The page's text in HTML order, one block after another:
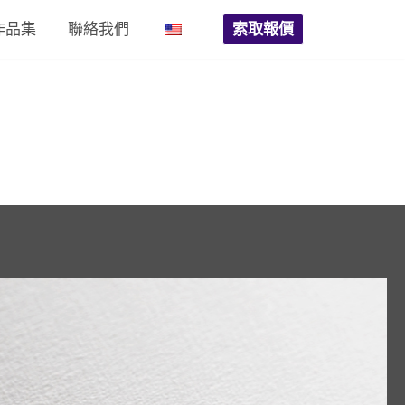
品集 聯絡我們 索取報價